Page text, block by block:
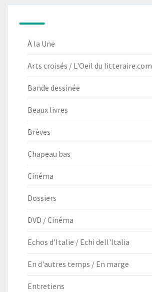
À la Une
Arts croisés / L'Oeil du litteraire.com
Bande dessinée
Beaux livres
Brèves
Chapeau bas
Cinéma
Dossiers
DVD / Cinéma
Echos d'Italie / Echi dell'Italia
En d'autres temps / En marge
Entretiens